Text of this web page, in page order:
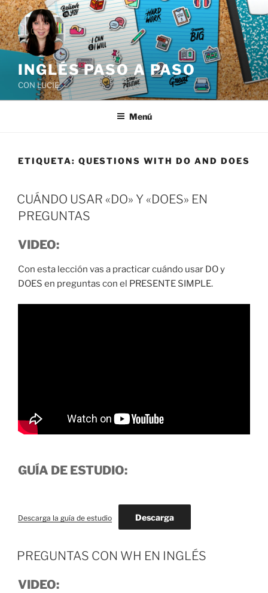
Saltar
al
contenido
INGLÉS PASO A PASO
CON LUCIE
Menú
ETIQUETA: QUESTIONS WITH DO AND DOES
CUÁNDO USAR «DO» Y «DOES» EN
PREGUNTAS
VIDEO:
Con esta lección vas a practicar cuándo usar DO y
DOES en preguntas con el PRESENTE SIMPLE.
GUÍA DE ESTUDIO:
Descarga la guía de estudio Descarga
PREGUNTAS CON WH EN INGLÉS
VIDEO: